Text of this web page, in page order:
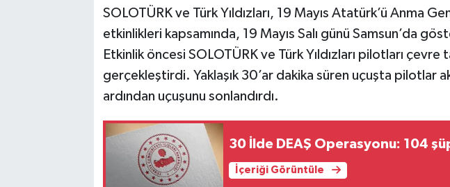
SOLOTÜRK ve Türk Yıldızları, 19 Mayıs Atatürk’ü Anma
etkinlikleri kapsamında, 19 Mayıs Salı günü Samsun’da
Etkinlik öncesi SOLOTÜRK ve Türk Yıldızları pilotları çevre
gerçekleştirdi. Yaklaşık 30’ar dakika süren uçuşta pilotlar
ardından uçuşunu sonlandırdı.
30 İlde DEAŞ Operasyonu: 104
İçeriği Görüntüle